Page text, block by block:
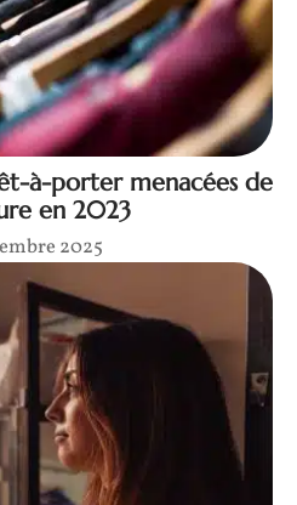
à-porter menacées de
en 2023
2025